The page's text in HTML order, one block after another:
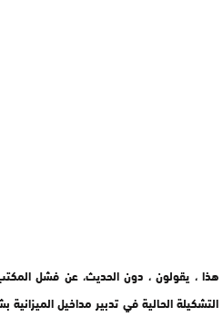
هذا ، يقولون ، دون الحديث، عن فشل
التشكيلة الحالية في تدبير مداخيل